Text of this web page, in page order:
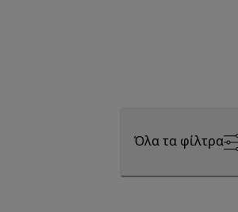
Όλα τα φίλτρα